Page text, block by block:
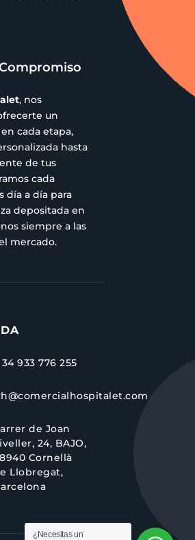
, nos
un
cada etapa,
hasta
de tus
cada
día a día para
depositada en
siempre a las
mercado.
34 933 776 255
de Joan
24, BAJO,
Cornellà
Llobregat,
¿Necesitas un